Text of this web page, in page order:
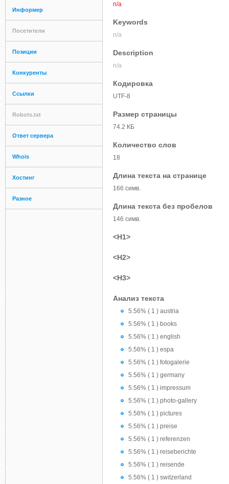
Информер
Посетители
Позиции
Конкуренты
Ссылки
Robots.txt
Ответ сервера
Whois
Хостинг
Разное
n/a
Keywords
n/a
Description
n/a
Кодировка
UTF-8
Размер страницы
74.2 КБ
Количество слов
18
Длина текста на странице
166 симв.
Длина текста без пробелов
146 симв.
<H1>
<H2>
<H3>
Анализ текста
5.56% ( 1 ) austria
5.56% ( 1 ) books
5.56% ( 1 ) english
5.56% ( 1 ) espa
5.56% ( 1 ) fotogalerie
5.56% ( 1 ) germany
5.56% ( 1 ) impressum
5.56% ( 1 ) photo-gallery
5.56% ( 1 ) pictures
5.56% ( 1 ) preise
5.56% ( 1 ) referenzen
5.56% ( 1 ) reiseberichte
5.56% ( 1 ) reisende
5.56% ( 1 ) switzerland